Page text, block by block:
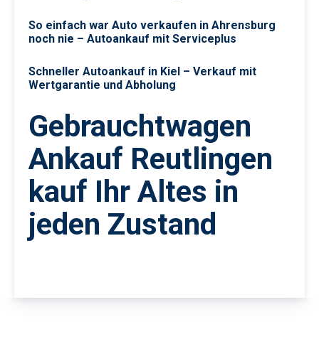
So einfach war Auto verkaufen in Ahrensburg
noch nie – Autoankauf mit Serviceplus
Schneller Autoankauf in Kiel – Verkauf mit
Wertgarantie und Abholung
Gebrauchtwagen
Ankauf Reutlingen
kauf Ihr Altes in
jeden Zustand